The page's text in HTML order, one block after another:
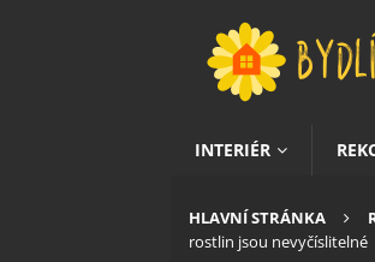
INTERIÉR
HLAVNÍ STRÁNKA
rostlin jsou nevyčíslitelné